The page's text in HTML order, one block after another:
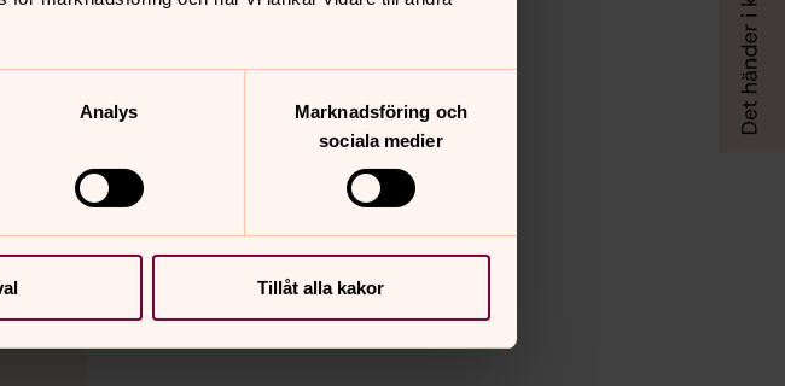
Analys
Marknadsföring och
sociala medier
Tillåt alla kakor